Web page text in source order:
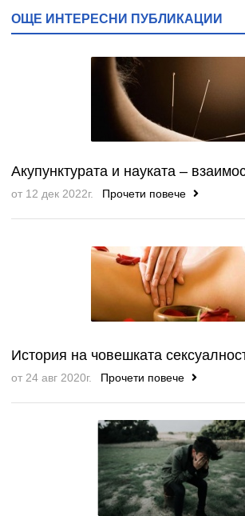
ОЩЕ ИНТЕРЕСНИ ПУБЛИКАЦИИ
Акупунктурата и науката –
от 12 дек 2022г. Прочети повече
История на човешката
от 24 авг 2020г. Прочети повече